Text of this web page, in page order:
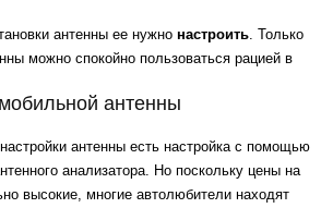
антенны ее нужно настроить. Только
можно спокойно пользоваться рацией в
антенны
антенны есть настройка с помощью
анализатора. Но поскольку цены на
высокие, многие автолюбители находят